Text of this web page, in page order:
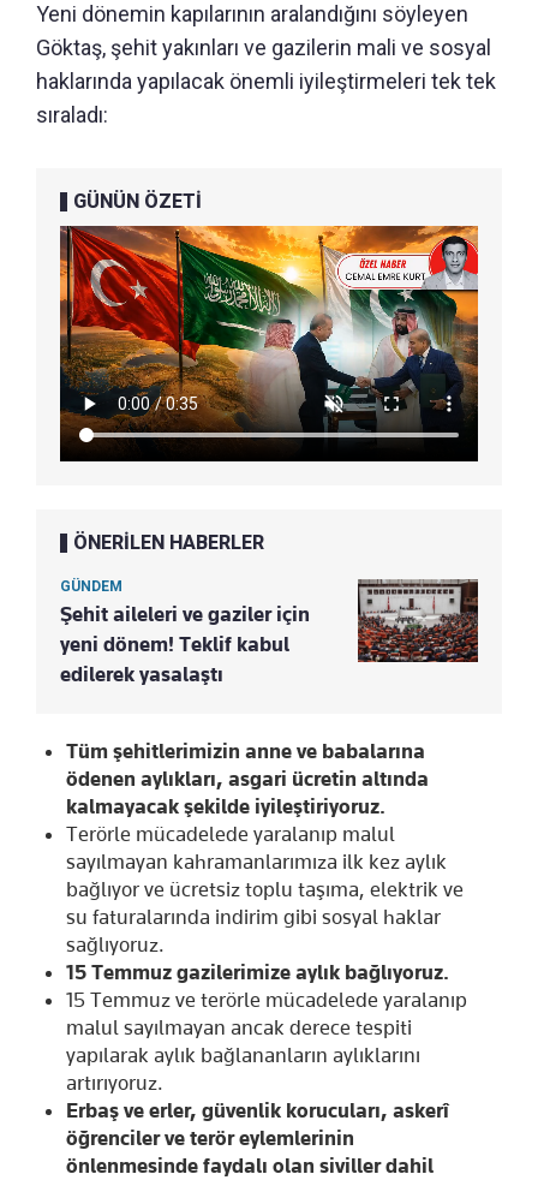
Yeni dönemin kapılarının aralandığını söyleyen
Göktaş, şehit yakınları ve gazilerin mali ve sosyal
haklarında yapılacak önemli iyileştirmeleri tek tek
sıraladı:
GÜNÜN ÖZETİ
ÖNERİLEN HABERLER
GÜNDEM
Şehit aileleri ve gaziler için
yeni dönem! Teklif kabul
edilerek yasalaştı
Tüm şehitlerimizin anne ve babalarına
ödenen aylıkları, asgari ücretin altında
kalmayacak şekilde iyileştiriyoruz.
Terörle mücadelede yaralanıp malul
sayılmayan kahramanlarımıza ilk kez aylık
bağlıyor ve ücretsiz toplu taşıma, elektrik ve
su faturalarında indirim gibi sosyal haklar
sağlıyoruz.
15 Temmuz gazilerimize aylık bağlıyoruz.
15 Temmuz ve terörle mücadelede yaralanıp
malul sayılmayan ancak derece tespiti
yapılarak aylık bağlananların aylıklarını
artırıyoruz.
Erbaş ve erler, güvenlik korucuları, askerî
öğrenciler ve terör eylemlerinin
önlenmesinde faydalı olan siviller dahil